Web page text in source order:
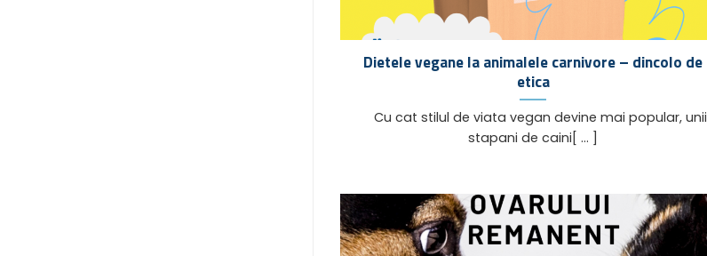
Dietele vegane la animalele carnivore – dincolo de
etica
Cu cat stilul de viata vegan devine mai popular, unii
stapani de caini[ ... ]